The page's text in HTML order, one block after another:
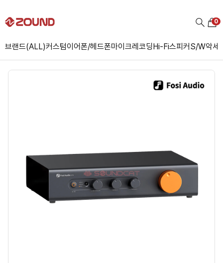
브랜드(ALL)커스텀이어폰/헤드폰마이크레코딩Hi-Fi스피커S/W악세
0